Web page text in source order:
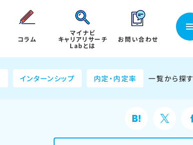
コラム
マイナビ
キャリアリサーチ
Labとは
お問い合わせ
インターンシップ 内定・内定率 一覧から探す